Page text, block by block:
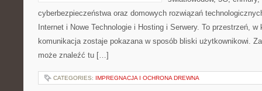
cyberbezpieczeństwa oraz domowych rozwiązań
Internet i Nowe Technologie i Hosting i Serwery. To przestrzeń,
komunikacja zostaje pokazana w sposób bliski użytkownikowi.
może znaleźć tu […]
CATEGORIES: IMPREGNACJA I OCHRONA DREWNA